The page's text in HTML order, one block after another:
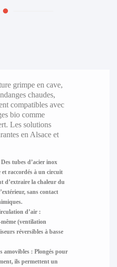
grimpe en cave,
chaudes,
compatibles avec
bio comme
Les solutions
en Alsace et
Des tubes d’acier inox
et raccordés à un circuit
d’extraire la chaleur du
sans contact
d’air :
(ventilation
réversibles à basse
amovibles : Plongés pour
ils permettent un